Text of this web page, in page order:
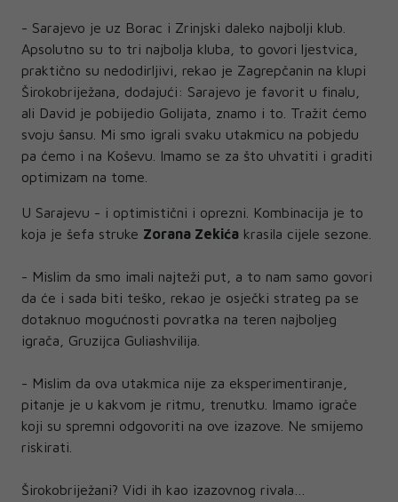
- Sarajevo je uz Borac i Zrinjski daleko najbolji klub.
Apsolutno su to tri najbolja kluba, to govori ljestvica,
praktično su nedodirljivi, rekao je Zagrepčanin na klupi
Širokobriježana, dodajući: Sarajevo je favorit u finalu,
ali David je pobijedio Golijata, znamo i to. Tražit ćemo
svoju šansu. Mi smo igrali svaku utakmicu na pobjedu
pa ćemo i na Koševu. Imamo se za što uhvatiti i graditi
optimizam na tome.
U Sarajevu - i optimistični i oprezni. Kombinacija je to
koja je šefa struke Zorana Zekića krasila cijele sezone.
- Mislim da smo imali najteži put, a to nam samo govori
da će i sada biti teško, rekao je osječki strateg pa se
dotaknuo mogućnosti povratka na teren najboljeg
igrača, Gruzijca Guliashvilija.
- Mislim da ova utakmica nije za eksperimentiranje,
pitanje je u kakvom je ritmu, trenutku. Imamo igrače
koji su spremni odgovoriti na ove izazove. Ne smijemo
riskirati.
Širokobriježani? Vidi ih kao izazovnog rivala…